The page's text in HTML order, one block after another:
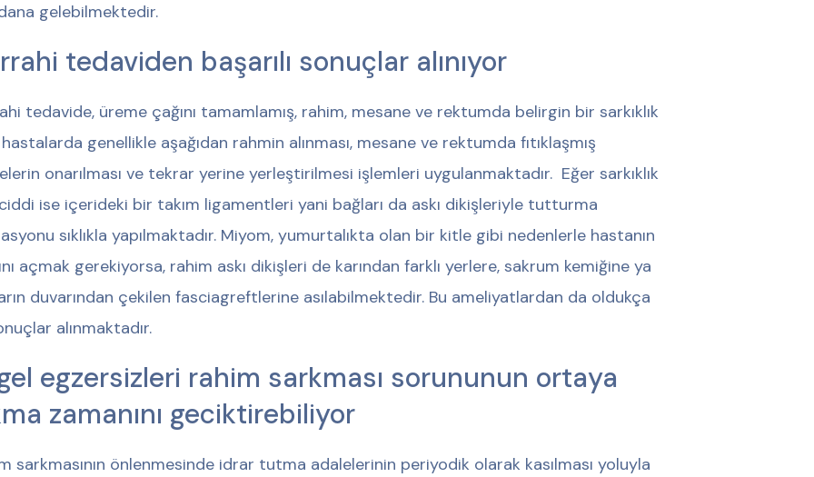
gelebilmektedir.
tedaviden başarılı sonuçlar alınıyor
tedavide, üreme çağını tamamlamış, rahim, mesane ve rektumda belirgin bir sarkıklık
genellikle aşağıdan rahmin alınması, mesane ve rektumda fıtıklaşmış
onarılması ve tekrar yerine yerleştirilmesi işlemleri uygulanmaktadır. Eğer sarkıklık
ise içerideki bir takım ligamentleri yani bağları da askı dikişleriyle tutturma
sıklıkla yapılmaktadır. Miyom, yumurtalıkta olan bir kitle gibi nedenlerle hastanın
açmak gerekiyorsa, rahim askı dikişleri de karından farklı yerlere, sakrum kemiğine ya
duvarından çekilen fasciagreftlerine asılabilmektedir. Bu ameliyatlardan da oldukça
alınmaktadır.
egzersizleri rahim sarkması sorununun ortaya
zamanını geciktirebiliyor
sarkmasının önlenmesinde idrar tutma adalelerinin periyodik olarak kasılması yoluyla